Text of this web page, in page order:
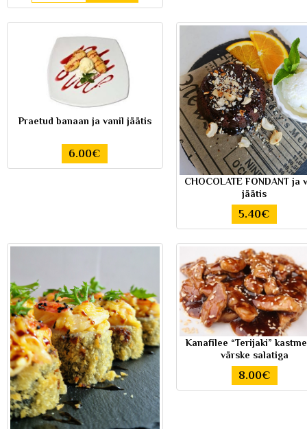
Praetud banaan ja vanil jäätis
6.00€
CHOCOLATE FONDANT ja
jäätis
5.40€
Kanafilee “Terijaki”
värske salatiga
8.00€